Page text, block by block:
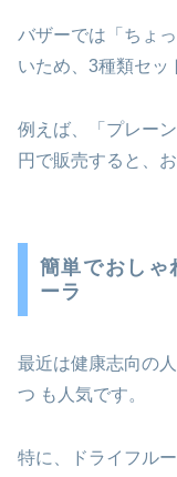
バザーでは「ちょ
いため、3種類セッ
例えば、「プレー
円で販売すると、
簡単でおしゃ
ーラ
最近は健康志向の
つ も人気です。
特に、ドライフル